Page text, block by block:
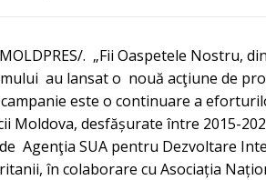
. „Fii Oaspetele Nostru,
au lansat o nouă acţiune de
este o continuare a
Moldova, desfășurate între 2015-
Agenţia SUA pentru Dezvoltare
în colaborare cu Asociația